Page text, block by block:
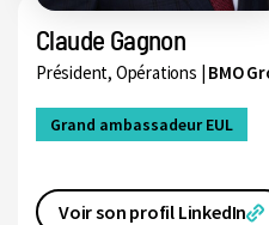
Claude Gagnon
Président, Opérations | BMO
Grand ambassadeur EUL
Voir son profil LinkedIn